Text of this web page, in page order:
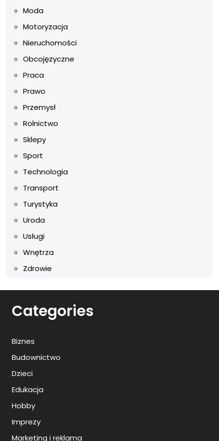
Moda
Motoryzacja
Nieruchomości
Obcojęzyczne
Praca
Prawo
Przemysł
Rolnictwo
Sklepy
Sport
Technologia
Transport
Turystyka
Uroda
Usługi
Wnętrza
Zdrowie
Categories
Biznes
Budownictwo
Dzieci
Edukacja
Hobby
Imprezy
Marketing i reklama